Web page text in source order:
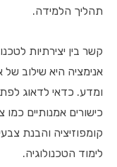
תהליך הלמידה.
קשר בין יצירתיות
אנימציה היא שילוב של
ומדע. כדאי לדאוג
כישורים אמנותיים כמו
קומפוזיציה והבנת
לימוד הטכנולוגיה.